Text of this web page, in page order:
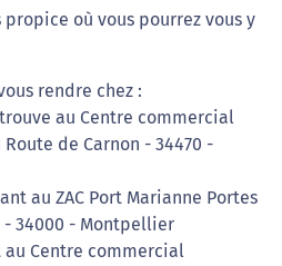
où vous pourrez vous y
rendre chez :
au Centre commercial
Route de Carnon - 34470 -
au ZAC Port Marianne Portes
34000 - Montpellier
Centre commercial